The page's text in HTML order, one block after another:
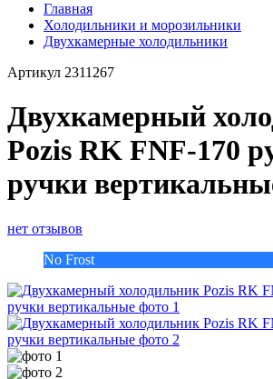
Главная
Холодильники и морозильники
Двухкамерные холодильники
Артикул 2311267
Двухкамерный
Pozis RK FNF-170
ручки
нет отзывов
No Frost